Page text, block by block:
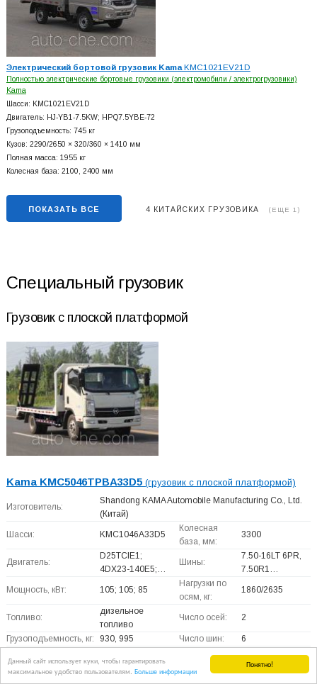
Понятно!
Данный сайт использует куки, чтобы гарантировать
максимальное удобство пользователям. Больше информации
Электрический бортовой грузовик KamaKMC1021EV21D
Полностью электрические бортовые грузовики (электромобили / электрогрузовики)
Kama
Шасси: KMC1021EV21D
Двигатель: HJ-YB1-7.5KW; HPQ7.5YBE-72
Грузоподъемность: 745 кг
Кузов: 2290/2650 × 320/360 × 1410 мм
Полная масса: 1955 кг
Колесная база: 2100, 2400 мм
ПОКАЗАТЬ ВСЕ 4 КИТАЙСКИХ ГРУЗОВИКА (ЕЩЕ 1)
Специальный грузовик
Грузовик с плоской платформой
Kama KMC5046TPBA33D5(грузовик с плоской платформой)
Изготовитель:
Shandong KAMA Automobile Manufacturing Co., Ltd.
(Китай)
Шасси: KMC1046A33D5
Колесная
база, мм:
3300
Двигатель:
D25TCIE1;
4DX23-140E5;…
Шины:
7.50-16LT 6PR,
7.50R1…
Мощность, кВт: 105; 105; 85
Нагрузки по
осям, кг:
1860/2635
Топливо:
дизельное
топливо
Число осей: 2
Грузоподъемность, кг: 930, 995 Число шин: 6
Полная масса, кг: 4495 Габариты, мм:
2680